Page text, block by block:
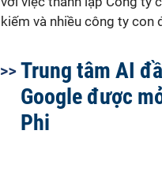
kiếm và nhiều công ty con
Trung tâm AI
Google được
Phi